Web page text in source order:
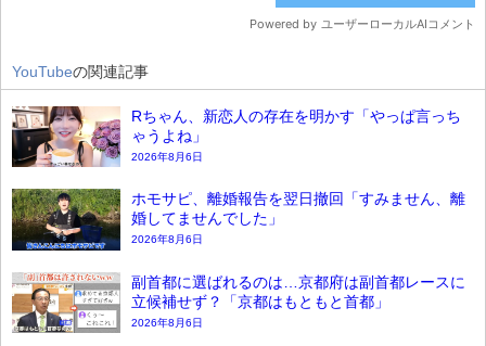
YouTubeの関連記事
Rちゃん、新恋人の存在を明かす「やっぱ言っち
ゃうよね」
2026年8月6日
ホモサピ、離婚報告を翌日撤回「すみません、離
婚してませんでした」
2026年8月6日
副首都に選ばれるのは…京都府は副首都レースに
立候補せず？「京都はもともと首都」
2026年8月6日